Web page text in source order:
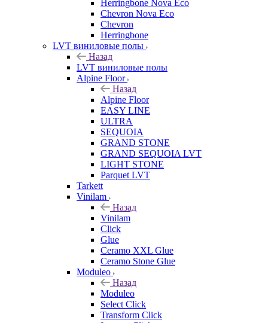
Herringbone Nova Eco
Chevron Nova Eco
Chevron
Herringbone
LVT виниловые полы
Назад
LVT виниловые полы
Alpine Floor
Назад
Alpine Floor
EASY LINE
ULTRA
SEQUOIA
GRAND STONE
GRAND SEQUOIA LVT
LIGHT STONE
Parquet LVT
Tarkett
Vinilam
Назад
Vinilam
Click
Glue
Ceramo XXL Glue
Ceramo Stone Glue
Moduleo
Назад
Moduleo
Select Click
Transform Click